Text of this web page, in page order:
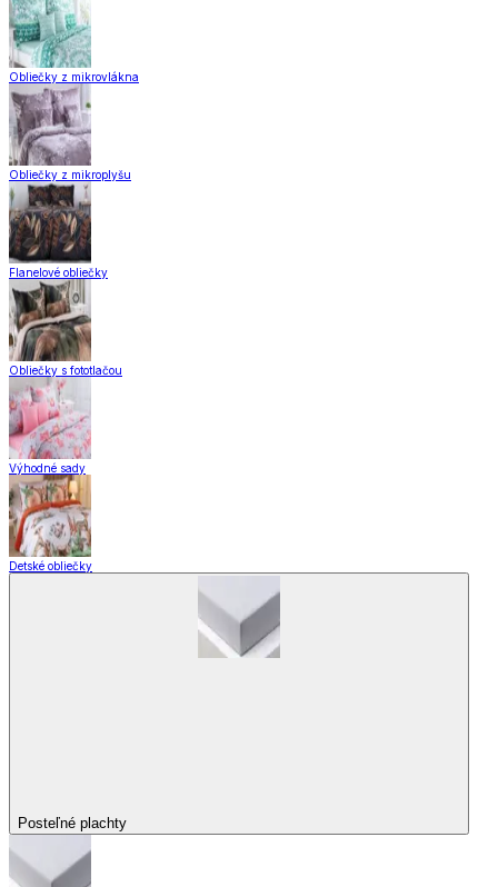
Obliečky z mikrovlákna
Obliečky z mikroplyšu
Flanelové obliečky
Obliečky s fototlačou
Výhodné sady
Detské obliečky
Posteľné plachty